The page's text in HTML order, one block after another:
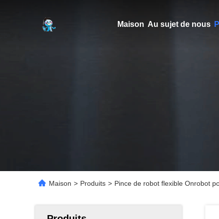
Maison Au sujet de nous
Maison > Produits > Pince de robot flexible Onrobot